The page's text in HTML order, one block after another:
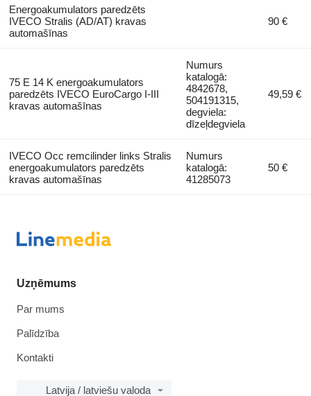
Energoakumulators paredzēts
IVECO Stralis (AD/AT) kravas
automašīnas
90 €
75 E 14 K energoakumulators
paredzēts IVECO EuroCargo I-III
kravas automašīnas
Numurs
katalogā:
4842678,
504191315,
degviela:
dīzeļdegviela
49,59 €
IVECO Occ remcilinder links Stralis
energoakumulators paredzēts
kravas automašīnas
Numurs
katalogā:
41285073
50 €
Uzņēmums
Par mums
Palīdzība
Kontakti
Latvija / latviešu valoda